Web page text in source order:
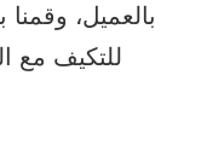
بالعميل،
للتكيف مع